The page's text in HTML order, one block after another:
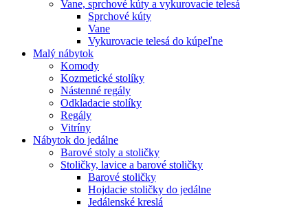
Vane, sprchové kúty a vykurovacie telesá
Sprchové kúty
Vane
Vykurovacie telesá do kúpeľne
Malý nábytok
Komody
Kozmetické stolíky
Nástenné regály
Odkladacie stolíky
Regály
Vitríny
Nábytok do jedálne
Barové stoly a stoličky
Stoličky, lavice a barové stoličky
Barové stoličky
Hojdacie stoličky do jedálne
Jedálenské kreslá